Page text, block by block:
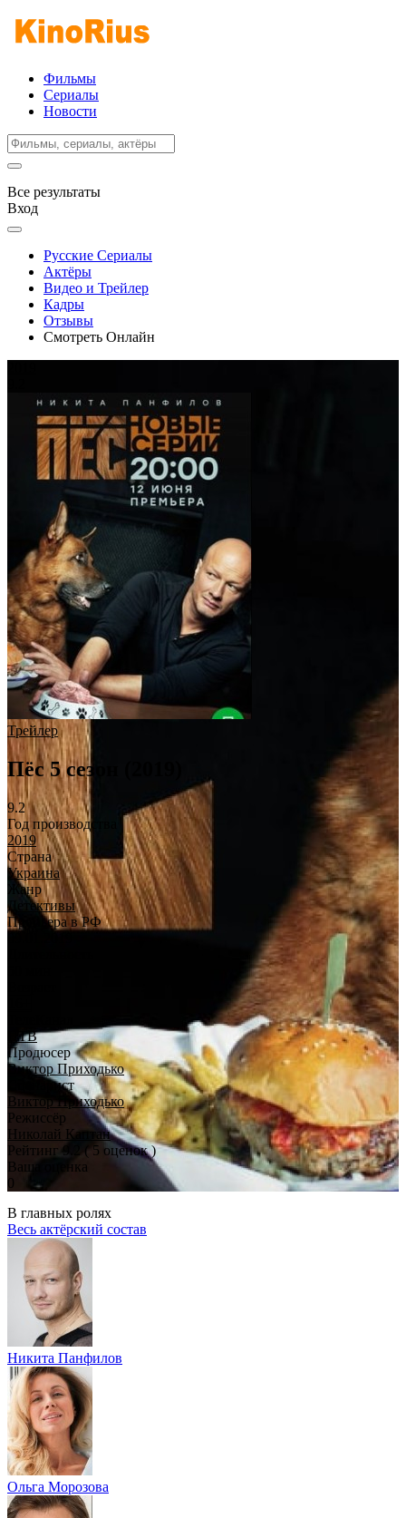
Фильмы
Сериалы
Новости
Все результаты
Вход
Русские Сериалы
Актёры
Видео и Трейлер
Кадры
Отзывы
Смотреть Онлайн
Трейлер
Пёс 5 сезон (2019)
9.2
Год производства
2019
Страна
Украина
Жанр
Детективы
Премьера в РФ
НТВ
Продюсер
Виктор Приходько
Сценарист
Виктор Приходько
Режиссёр
Николай Каптан
Рейтинг 9.2
( 5 оценок )
Ваша оценка
0
В главных ролях
Весь актёрский состав
Никита Панфилов
Ольга Морозова